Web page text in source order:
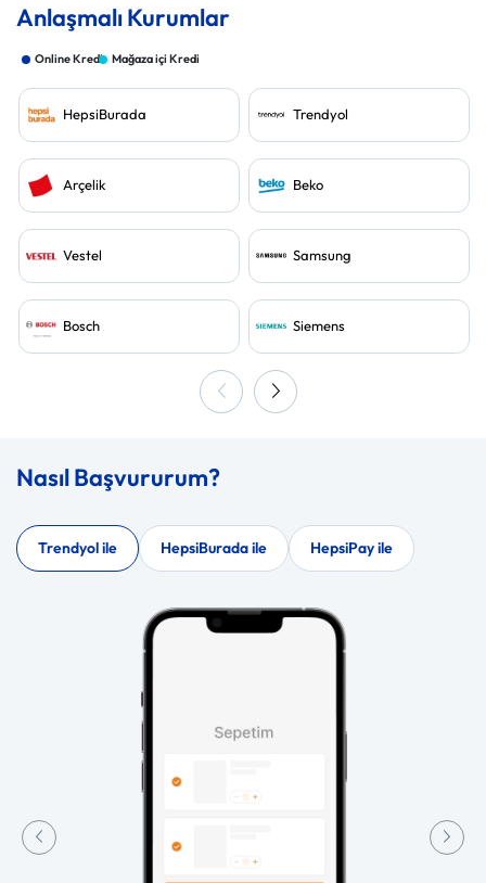
Anlaşmalı Kurumlar
Online Kredi Mağaza içi Kredi
HepsiBurada Trendyol
Arçelik Beko
Vestel Samsung
Bosch Siemens
Geri İleri
Nasıl Başvururum?
Trendyol ile HepsiBurada ile HepsiPay ile